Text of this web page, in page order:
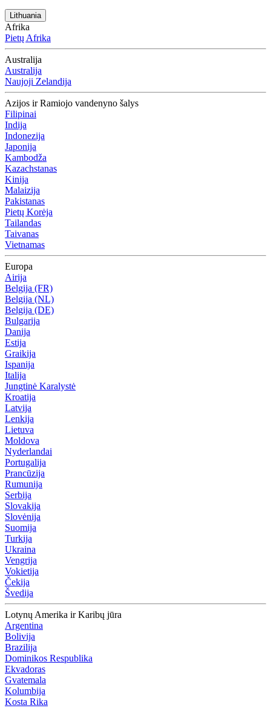
Lithuania
Afrika
Pietų Afrika
Australija
Australija
Naujoji Zelandija
Azijos ir Ramiojo vandenyno šalys
Filipinai
Indija
Indonezija
Japonija
Kambodža
Kazachstanas
Kinija
Malaizija
Pakistanas
Pietų Korėja
Tailandas
Taivanas
Vietnamas
Europa
Airija
Belgija (FR)
Belgija (NL)
Belgija (DE)
Bulgarija
Danija
Estija
Graikija
Ispanija
Italija
Jungtinė Karalystė
Kroatija
Latvija
Lenkija
Lietuva
Moldova
Nyderlandai
Portugalija
Prancūzija
Rumunija
Serbija
Slovakija
Slovėnija
Suomija
Turkija
Ukraina
Vengrija
Vokietija
Čekija
Švedija
Lotynų Amerika ir Karibų jūra
Argentina
Bolivija
Brazilija
Dominikos Respublika
Ekvadoras
Gvatemala
Kolumbija
Kosta Rika